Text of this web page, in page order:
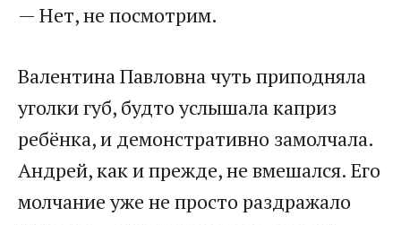
— Нет, не посмотрим.
Валентина Павловна чуть приподняла
уголки губ, будто услышала каприз
ребёнка, и демонстративно замолчала.
Андрей, как и прежде, не вмешался. Его
молчание уже не просто раздражало